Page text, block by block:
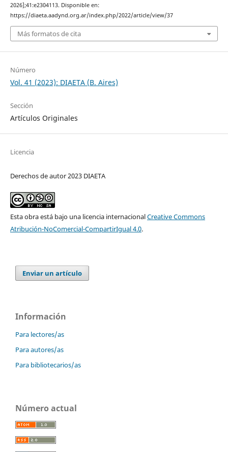
2026];41:e2304113. Disponible en:
https://diaeta.aadynd.org.ar/index.php/2022/article/view/37
Más formatos de cita
Número
Vol. 41 (2023): DIAETA (B. Aires)
Sección
Artículos Originales
Licencia
Derechos de autor 2023 DIAETA
Esta obra está bajo una licencia internacionalCreative Commons
Atribución-NoComercial-CompartirIgual 4.0.
Enviar un artículo
Información
Para lectores/as
Para autores/as
Para bibliotecarios/as
Número actual